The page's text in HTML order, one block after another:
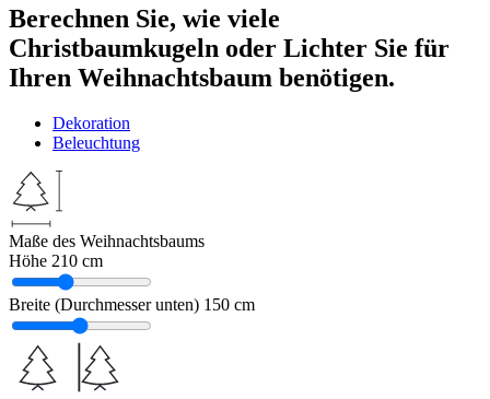
Berechnen Sie, wie viele
Christbaumkugeln oder Lichter Sie für
Ihren Weihnachtsbaum benötigen.
Dekoration
Beleuchtung
Maße des Weihnachtsbaums
Höhe 210 cm
Breite (Durchmesser unten) 150 cm